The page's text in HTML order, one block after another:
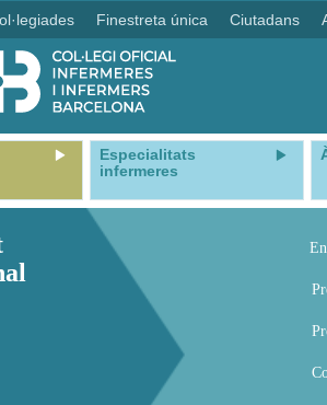
Finestreta única Ciutadans
Especialitats
infermeres